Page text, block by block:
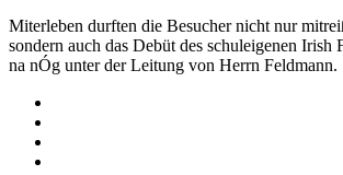
Miterleben durften die Besucher nicht nur
sondern auch das Debüt des schuleigenen Irish
na nÓg unter der Leitung von Herrn Feldmann.